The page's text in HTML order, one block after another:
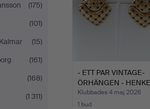
(175)
(101)
(15)
(161)
(168)
(1 311)
- ETT PAR VINTAGE-
ÖRHÄNGEN -
GROS…
Klubbades 4 maj 2026
1 bud